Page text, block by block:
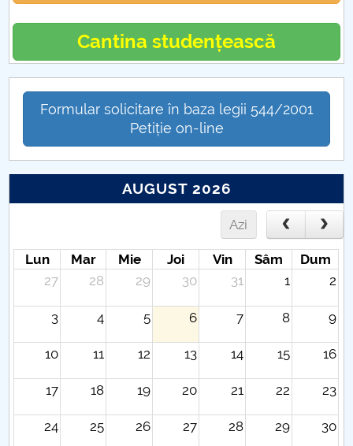
Cantina studențească
Formular solicitare în baza legii 544/2001
Petiție on-line
AUGUST 2026
Azi
Lun Mar Mie Joi Vin Sâm
Dum
27
28 29 30 31 1 2
3 4 5 6 7 8 9
10 11 12 13 14 15 16
17 18 19 20 21 22 23
24 25 26 27 28 29 30